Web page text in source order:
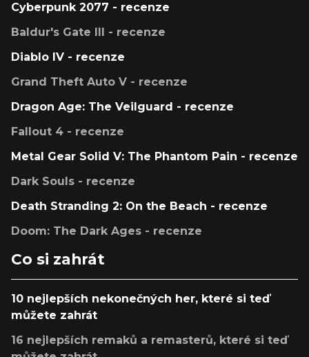
Cyberpunk 2077 - recenze
Baldur's Gate III - recenze
Diablo IV - recenze
Grand Theft Auto V - recenze
Dragon Age: The Veilguard - recenze
Fallout 4 - recenze
Metal Gear Solid V: The Phantom Pain - recenze
Dark Souls - recenze
Death Stranding 2: On the Beach - recenze
Doom: The Dark Ages - recenze
Co si zahrát
10 nejlepších nekonečných her, které si teď
můžete zahrát
16 nejlepších remaků a remasterů, které si teď